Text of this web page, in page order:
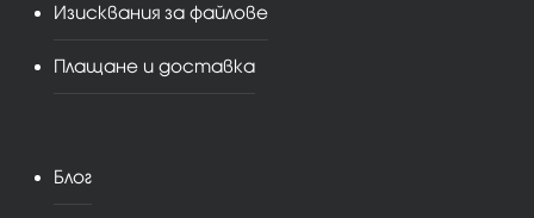
Изисквания за файлове
Плащане и доставка
Блог